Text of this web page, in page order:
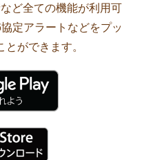
ど全ての機能が利用可
定アラートなどをプッ
ができます。